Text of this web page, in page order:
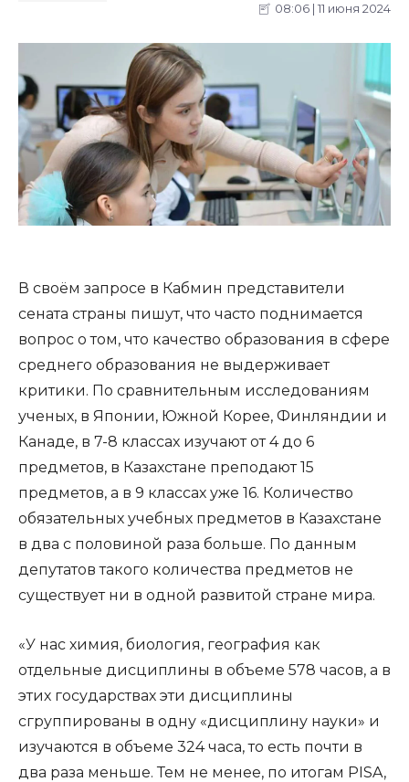
08:06 | 11 июня 2024
В своём запросе в Кабмин представители
сената страны пишут, что часто поднимается
вопрос о том, что качество образования в сфере
среднего образования не выдерживает
критики. По сравнительным исследованиям
ученых, в Японии, Южной Корее, Финляндии и
Канаде, в 7-8 классах изучают от 4 до 6
предметов, в Казахстане преподают 15
предметов, а в 9 классах уже 16. Количество
обязательных учебных предметов в Казахстане
в два с половиной раза больше. По данным
депутатов такого количества предметов не
существует ни в одной развитой стране мира.
«У нас химия, биология, география как
отдельные дисциплины в объеме 578 часов, а в
этих государствах эти дисциплины
сгруппированы в одну «дисциплину науки» и
изучаются в объеме 324 часа, то есть почти в
два раза меньше. Тем не менее, по итогам PISA,